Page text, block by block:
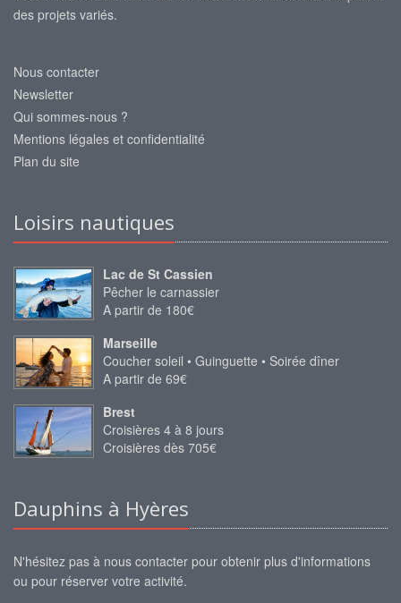
des projets variés.
Nous contacter
Newsletter
Qui sommes-nous ?
Mentions légales et confidentialité
Plan du site
Loisirs nautiques
Lac de St Cassien
Pêcher le carnassier
A partir de 180€
Marseille
Coucher soleil • Guinguette • Soirée dîner
A partir de 69€
Brest
Croisières 4 à 8 jours
Croisières dès 705€
Dauphins à Hyères
N'hésitez pas à nous contacter pour obtenir plus d'informations
ou pour réserver votre activité.